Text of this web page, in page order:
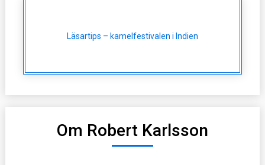
Läsartips – kamelfestivalen i Indien
Om Robert Karlsson